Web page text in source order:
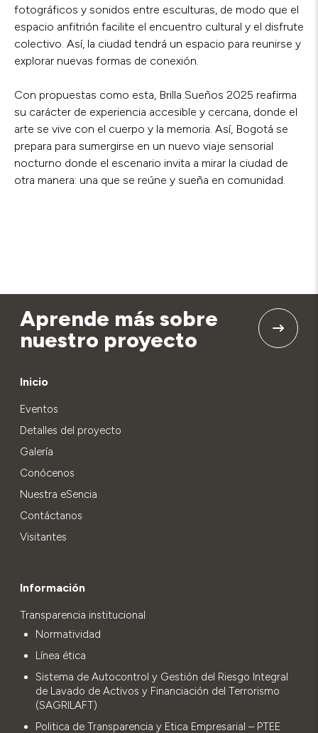
fotográficos y sonidos entre esculturas, de modo que el
espacio anfitrión facilite el encuentro cultural y el disfrute
colectivo. Así, la ciudad tendrá un espacio para reunirse y
explorar nuevas formas de conexión.
Con propuestas como esta, Brilla Sueños 2025 reafirma
su carácter de experiencia accesible y cercana, donde el
arte se vive con el cuerpo y la memoria. Así, Bogotá se
prepara para sumergirse en un nuevo viaje sensorial
nocturno donde el escenario invita a mirar la ciudad de
otra manera: una que se reúne y sueña en comunidad.
Aprende más sobre
nuestro proyecto
Inicio
Eventos
Detalles del proyecto
Galería
Conócenos
Nuestra eSencia
Contáctanos
Visitantes
Información
Transparencia institucional
Normatividad
Línea ética
Sistema de Autocontrol y Gestión del Riesgo Integral
de Lavado de Activos y Financiación del Terrorismo
(SAGRILAFT)
Politica de Transparencia y Etica Empresarial – PTEE